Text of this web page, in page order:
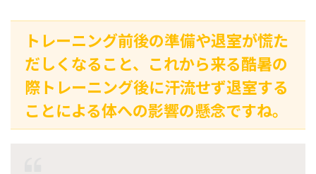
トレーニング前後の準備や退室が慌た
だしくなること、これから来る酷暑の
際トレーニング後に汗流せず退室する
ことによる体への影響の懸念ですね。